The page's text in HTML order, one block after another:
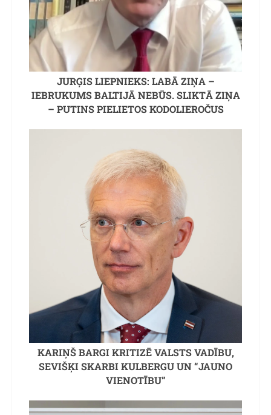
JURĢIS LIEPNIEKS: LABĀ ZIŅA –
IEBRUKUMS BALTIJĀ NEBŪS. SLIKTĀ ZIŅA
– PUTINS PIELIETOS KODOLIEROČUS
KARIŅŠ BARGI KRITIZĒ VALSTS VADĪBU,
SEVIŠĶI SKARBI KULBERGU UN “JAUNO
VIENOTĪBU”